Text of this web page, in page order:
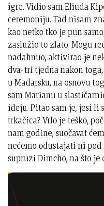
igre. Vidio sam Eliuda
ceremoniju. Tad nisam
kao netko tko je pun
zaslužio to zlato. Mogu
nadahnuo, aktivirao je
dva-tri tjedna nakon
u Mađarsku, na osnovu
sam Marianu u
ideju. Pitao sam je, jesi
trkačica? Vrlo je teško,
nam godine, suočavat
nećemo odustajati ni
supruzi Dimcho, na što je